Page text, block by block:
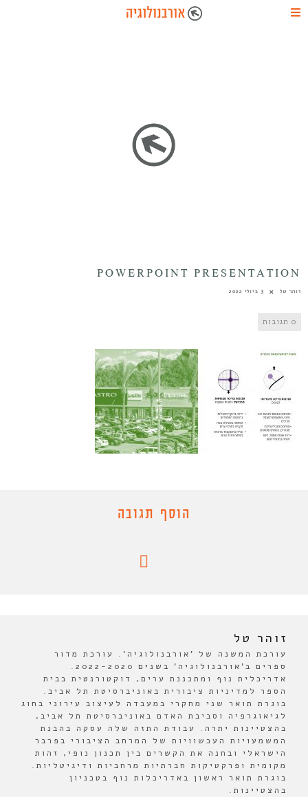
POWERPOINT PRESENTATION
זוהר טל 3 ביולי 2022
0 תגובות
הוסף תגובה
זוהר טל
עורכת המשנה של 'אורבנולוגיה'. עורכת מדור
ספרים ב'אורבנולוגיה' בשנים 2022-2020.
אדריכלית נוף ומתכננת ערים, דוקטורנטית בבית
הספר למדיניות ציבורית באוניברסיטת תל אביב.
בוגרת תואר שני מחקרי במעבדה לעיצוב עירוני בחוג
לגיאוגרפיה וסביבת האדם באוניברסיטת תל אביב,
בהצטיינות יתרה. עבודת התזה שלה עסקה בהבנת
המשמעויות העכשוויות של המרחב הציבורי בפרבר
הישראלי ובחנה את הקשרים בין תכנון נופי, זהות
מקומית ופרקטיקות חברתיות מרחביות ודיגיטליות.
בוגרת תואר ראשון באדריכלות נוף בטכניון
בהצטיינות.